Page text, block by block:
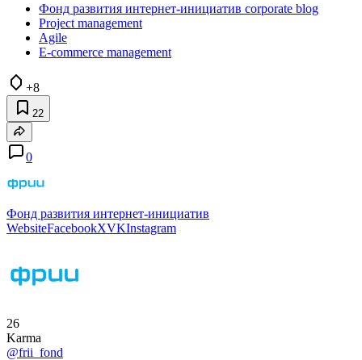
Фонд развития интернет-инициатив corporate blog
Project management
Agile
E-commerce management
+8
22
0
Фонд развития интернет-инициатив
WebsiteFacebookXVKInstagram
26
Karma
@frii_fond